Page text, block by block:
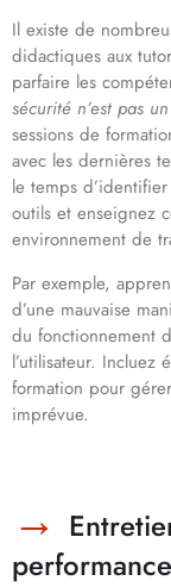
Il existe de
didactiques aux
parfaire les
sécurité n’est pas
sessions de
avec les dernières
le temps
outils et enseignez
environnement de
Par exemple,
d’une mauvaise
du fonctionnement
l’utilisateur. Incluez
formation pour
imprévue.